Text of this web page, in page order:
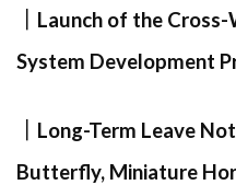
｜Launch of the
System Development
｜Long-Term Leave
Butterfly, Miniature